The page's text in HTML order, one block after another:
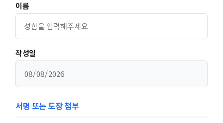
이름
작성일
서명 또는 도장 첨부